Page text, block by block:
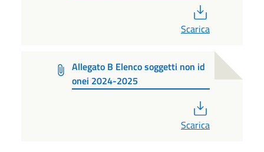
Scarica
Allegato B Elenco soggetti non id
onei 2024-2025
Scarica